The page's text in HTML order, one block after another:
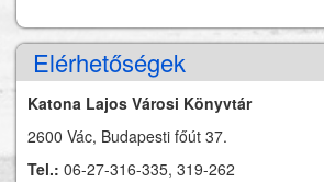
Elérhetőségek
Katona Lajos Városi Könyvtár
2600 Vác, Budapesti főút 37.
Tel.: 06-27-316-335, 319-262